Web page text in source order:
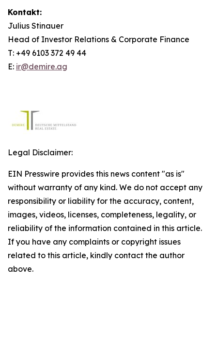
Kontakt:
Julius Stinauer
Head of Investor Relations & Corporate Finance
T: +49 6103 372 49 44
E: ir@demire.ag
Legal Disclaimer:
EIN Presswire provides this news content "as is"
without warranty of any kind. We do not accept any
responsibility or liability for the accuracy, content,
images, videos, licenses, completeness, legality, or
reliability of the information contained in this article.
If you have any complaints or copyright issues
related to this article, kindly contact the author
above.